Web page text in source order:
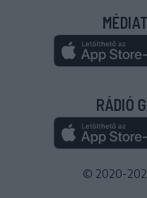
RÁDIÓ
© 2020-